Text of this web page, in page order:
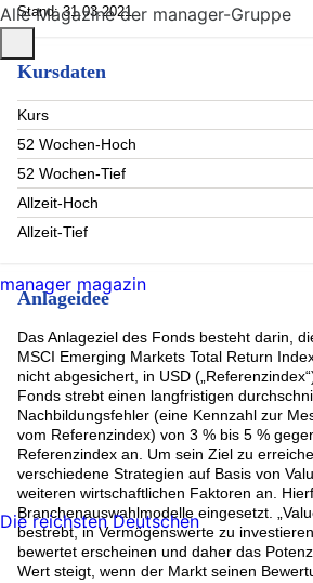
Stand: 31.03.2021
Kursdaten
Kurs
52 Wochen-Hoch
52 Wochen-Tief
Allzeit-Hoch
Allzeit-Tief
Anlageidee
Das Anlageziel des Fonds besteht darin,
MSCI Emerging Markets Total Return
nicht abgesichert, in USD
Fonds strebt einen langfristigen
Nachbildungsfehler (eine Kennzahl zur
vom Referenzindex) von 3 % bis 5 %
Referenzindex an. Um sein Ziel zu
verschiedene Strategien auf Basis von
weiteren wirtschaftlichen Faktoren an.
Branchenauswahlmodelle eingesetzt.
bestrebt, in Vermögenswerte zu
bewertet erscheinen und daher das
Wert steigt, wenn der Markt seinen
Alle Magazine der manager-Gruppe
manager magazin
Die reichsten Deutschen